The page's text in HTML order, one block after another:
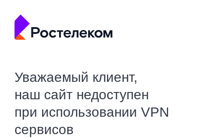
Уважаемый клиент,
наш сайт недоступен
при использовании VPN
сервисов